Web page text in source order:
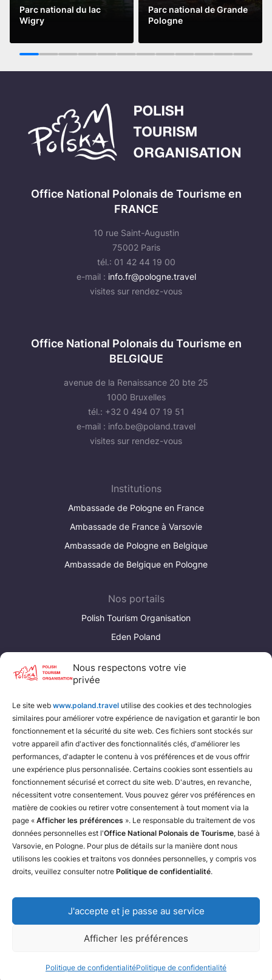
Nous respectons votre vie
privée
Le site web www.poland.travel utilise des cookies et des technologies
similaires pour améliorer votre expérience de navigation et garantir le bon
fonctionnement et la sécurité du site web. Ces fichiers sont stockés sur
votre appareil afin d'activer des fonctionnalités clés, d'améliorer les
performances, d'adapter le contenu à vos préférences et de vous offrir
une expérience plus personnalisée. Certains cookies sont essentiels au
fonctionnement sécurisé et correct du site web. D'autres, en revanche,
nécessitent votre consentement. Vous pouvez gérer vos préférences en
matière de cookies ou retirer votre consentement à tout moment via la
page « Afficher les préférences ». Le responsable du traitement de vos
données personnelles est l'Office National Polonais de Tourisme, basé à
Varsovie, en Pologne. Pour plus de détails sur la manière dont nous
utilisons les cookies et traitons vos données personnelles, y compris vos
droits, veuillez consulter notre Politique de confidentialité.
J'accepte et je passe au service
Afficher les préférences
Politique de confidentialitéPolitique de confidentialité
Parc national du lac
Wigry
Lire la suite
Parc national de Grande
Pologne
Lire la suite
1 2 3 4 5 6 7 8 9 10 11 12
Office National Polonais de Tourisme en
FRANCE
10 rue Saint-Augustin
75002 Paris
tél.: 01 42 44 19 00
e-mail : info.fr@pologne.travel
visites sur rendez-vous
Office National Polonais du Tourisme en
BELGIQUE
avenue de la Renaissance 20 bte 25
1000 Bruxelles
tél.: +32 0 494 07 19 51
e-mail : info.be@poland.travel
visites sur rendez-vous
Institutions
Ambassade de Pologne en France
Ambassade de France à Varsovie
Ambassade de Pologne en Belgique
Ambassade de Belgique en Pologne
Nos portails
Polish Tourism Organisation
Eden Poland
Poland Convention Bureau
Fédération polonaise de camping et de caravaning
Fédération polonaise du tourisme rural
Chemins de fer polonais
Nous contacterDeclaration of availabilityThe Privacy & Cookies Policy
Copyright © 2025 Polish Tourism Organisation